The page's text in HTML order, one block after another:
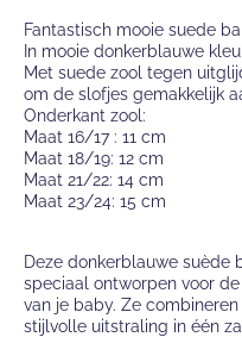
Fantastisch mooie suede
In mooie donkerblauwe
Met suede zool tegen
om de slofjes gemakkelijk
Onderkant zool:
Maat 16/17 : 11 cm
Maat 18/19: 12 cm
Maat 21/22: 14 cm
Maat 23/24: 15 cm
Deze donkerblauwe suède
speciaal ontworpen voor
van je baby. Ze
stijlvolle uitstraling in één